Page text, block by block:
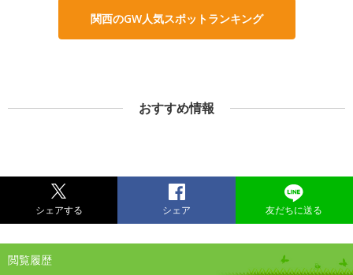
関西のGW人気スポットランキング
おすすめ情報
シェアする シェア 友だちに送る
閲覧履歴